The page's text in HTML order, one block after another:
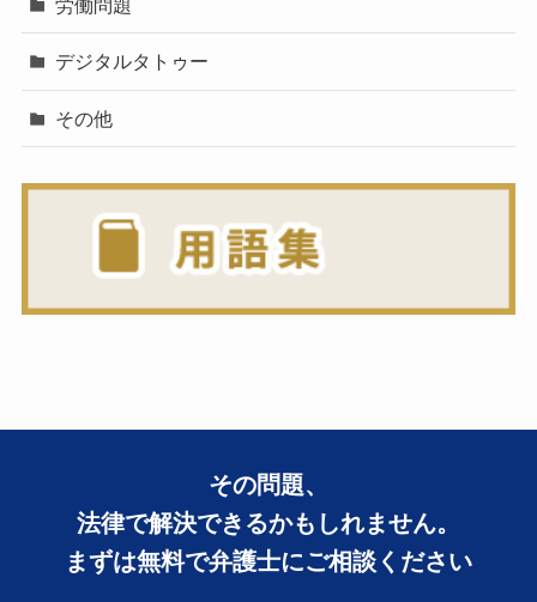
労働問題
デジタルタトゥー
その他
その問題、
法律で解決できるかもしれません。
まずは無料で弁護士にご相談ください